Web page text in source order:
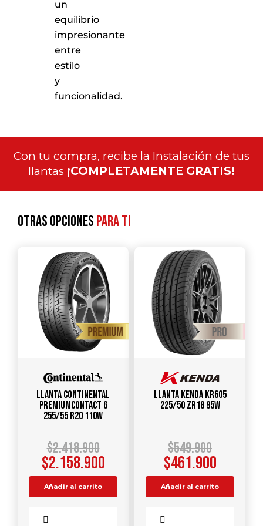
un
equilibrio
impresionante
entre
estilo
y
funcionalidad.
Con tu compra, recibe la Instalación de tus
llantas ¡COMPLETAMENTE GRATIS!
Otras opcionespara ti
Llanta CONTINENTAL
PREMIUMCONTACT 6
255/55 R20 110W
$2.418.900
$2.158.900
Añadir al carrito
Llanta KENDA KR605
225/50 ZR18 95W
$549.900
$461.900
Añadir al carrito